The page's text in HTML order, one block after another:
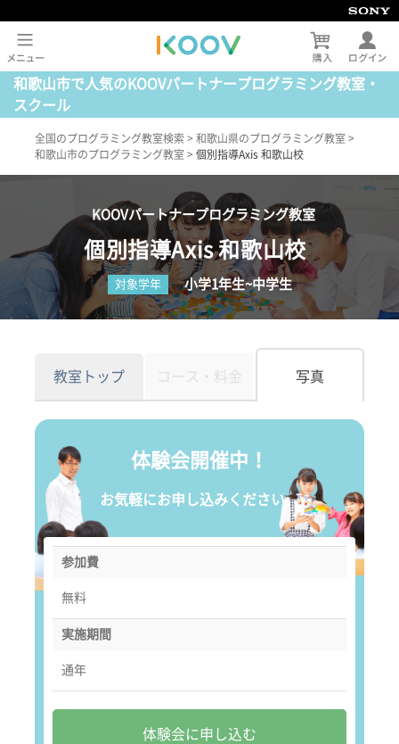
和歌山市で人気のKOOVパートナープログラミング教室・
スクール
全国のプログラミング教室検索 > 和歌山県のプログラミング教室 >
和歌山市のプログラミング教室 > 個別指導Axis 和歌山校
KOOVパートナープログラミング教室
個別指導Axis 和歌山校
対象学年 小学1年生~中学生
教室トップ コース・料金 写真
体験会開催中！
お気軽にお申し込みください。
参加費
無料
実施期間
通年
体験会に申し込む